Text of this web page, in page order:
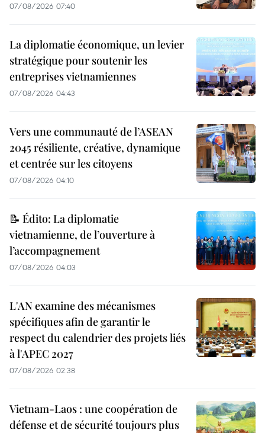
07/08/2026 07:40
La diplomatie économique, un levier
stratégique pour soutenir les
entreprises vietnamiennes
07/08/2026 04:43
Vers une communauté de l’ASEAN
2045 résiliente, créative, dynamique
et centrée sur les citoyens
07/08/2026 04:10
📝 Édito: La diplomatie
vietnamienne, de l’ouverture à
l’accompagnement
07/08/2026 04:03
L'AN examine des mécanismes
spécifiques afin de garantir le
respect du calendrier des projets liés
à l'APEC 2027
07/08/2026 02:38
Vietnam-Laos : une coopération de
défense et de sécurité toujours plus